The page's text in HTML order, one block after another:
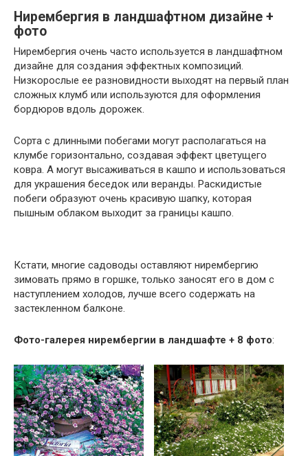
Нирембергия в ландшафтном дизайне +
фото
Нирембергия очень часто используется в ландшафтном
дизайне для создания эффектных композиций.
Низкорослые ее разновидности выходят на первый план
сложных клумб или используются для оформления
бордюров вдоль дорожек.
Сорта с длинными побегами могут располагаться на
клумбе горизонтально, создавая эффект цветущего
ковра. А могут высаживаться в кашпо и использоваться
для украшения беседок или веранды. Раскидистые
побеги образуют очень красивую шапку, которая
пышным облаком выходит за границы кашпо.
Кстати, многие садоводы оставляют нирембергию
зимовать прямо в горшке, только заносят его в дом с
наступлением холодов, лучше всего содержать на
застекленном балконе.
Фото-галерея нирембергии в ландшафте + 8 фото: